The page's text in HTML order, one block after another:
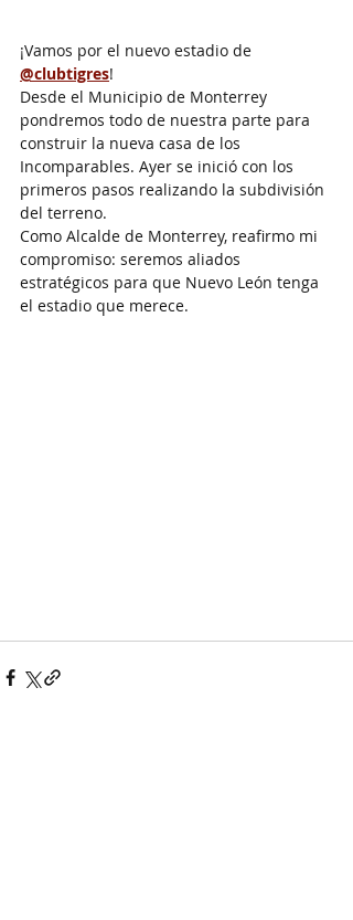
¡Vamos por el nuevo estadio de
@clubtigres!
Desde el Municipio de Monterrey
pondremos todo de nuestra parte para
construir la nueva casa de los
Incomparables. Ayer se inició con los
primeros pasos realizando la subdivisión
del terreno.
Como Alcalde de Monterrey, reafirmo mi
compromiso: seremos aliados
estratégicos para que Nuevo León tenga
el estadio que merece.